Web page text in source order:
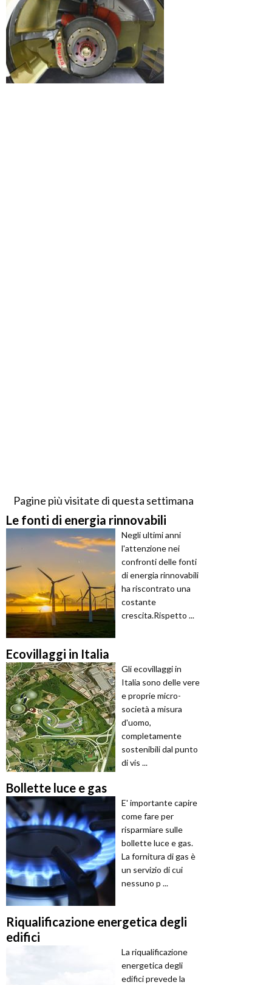
Pagine più visitate di questa settimana
Le fonti di energia rinnovabili
Negli ultimi anni
l'attenzione nei
confronti delle fonti
di energia rinnovabili
ha riscontrato una
costante
crescita.Rispetto ...
Ecovillaggi in Italia
Gli ecovillaggi in
Italia sono delle vere
e proprie micro-
società a misura
d'uomo,
completamente
sostenibili dal punto
di vis ...
Bollette luce e gas
E' importante capire
come fare per
risparmiare sulle
bollette luce e gas.
La fornitura di gas è
un servizio di cui
nessuno p ...
Riqualificazione energetica degli
edifici
La riqualificazione
energetica degli
edifici prevede la